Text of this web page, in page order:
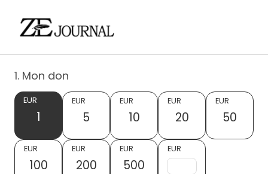
1. Mon don
EUR
1
EUR
5
EUR
10
EUR
20
EUR
50
EUR
100
EUR
200
EUR
500
EUR